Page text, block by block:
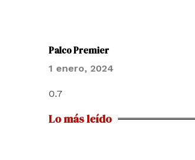
Palco Premier
1 enero, 2024
Lo más leído